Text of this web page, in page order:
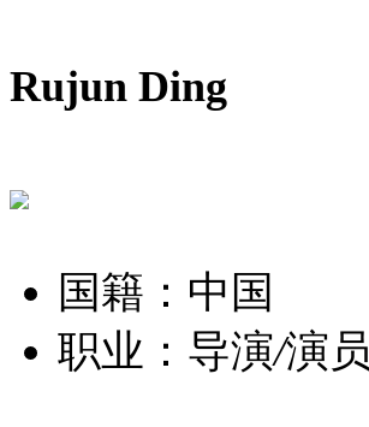
Rujun Ding
国籍：中国
职业：导演/演员